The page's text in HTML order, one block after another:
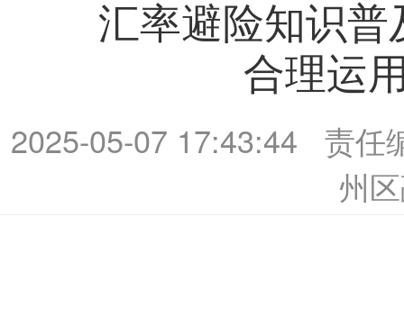
汇率避险知识
合理运
2025-05-07 17:43:44
责任
州